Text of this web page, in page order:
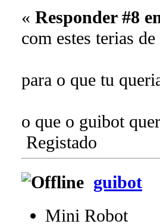
« Responder #8
com estes terias
para o que tu
o que o guibot
Registado
guibot
Mini Robot